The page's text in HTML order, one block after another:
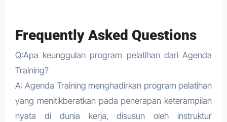
Frequently Asked Questions
Q:Apa keunggulan program pelatihan dari Agenda
Training?
A: Agenda Training menghadirkan program pelatihan
yang menitikberatkan pada penerapan keterampilan
nyata di dunia kerja, disusun oleh instruktur